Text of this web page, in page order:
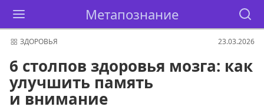
Метапознание
ЗДОРОВЬЯ 23.03.2026
6 столпов здоровья мозга: как
улучшить память
и внимание